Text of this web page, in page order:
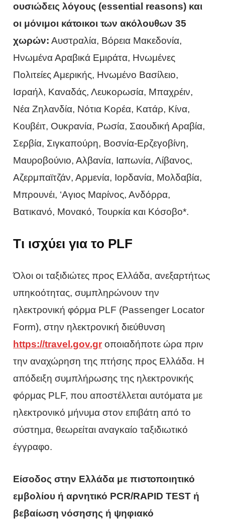
ουσιώδεις λόγους (essential reasons) και
οι μόνιμοι κάτοικοι των ακόλουθων 35
χωρών: Αυστραλία, Βόρεια Μακεδονία,
Ηνωμένα Αραβικά Εμιράτα, Ηνωμένες
Πολιτείες Αμερικής, Ηνωμένο Βασίλειο,
Ισραήλ, Καναδάς, Λευκορωσία, Μπαχρέιν,
Νέα Ζηλανδία, Νότια Κορέα, Κατάρ, Κίνα,
Κουβέιτ, Ουκρανία, Ρωσία, Σαουδική Αραβία,
Σερβία, Σιγκαπούρη, Βοσνία-Ερζεγοβίνη,
Μαυροβούνιο, Αλβανία, Ιαπωνία, Λίβανος,
Αζερμπαϊτζάν, Αρμενία, Ιορδανία, Μολδαβία,
Μπρουνέι, ‘Αγιος Μαρίνος, Ανδόρρα,
Βατικανό, Μονακό, Τουρκία και Κόσοβο*.
Τι ισχύει για το PLF
Όλοι οι ταξιδιώτες προς Ελλάδα, ανεξαρτήτως
υπηκοότητας, συμπληρώνουν την
ηλεκτρονική φόρμα PLF (Passenger Locator
Form), στην ηλεκτρονική διεύθυνση
https://travel.gov.gr οποιαδήποτε ώρα πριν
την αναχώρηση της πτήσης προς Ελλάδα. Η
απόδειξη συμπλήρωσης της ηλεκτρονικής
φόρμας PLF, που αποστέλλεται αυτόματα με
ηλεκτρονικό μήνυμα στον επιβάτη από το
σύστημα, θεωρείται αναγκαίο ταξιδιωτικό
έγγραφο.
Είσοδος στην Ελλάδα με πιστοποιητικό
εμβολίου ή αρνητικό PCR/RAPID TEST ή
βεβαίωση νόσησης ή ψηφιακό